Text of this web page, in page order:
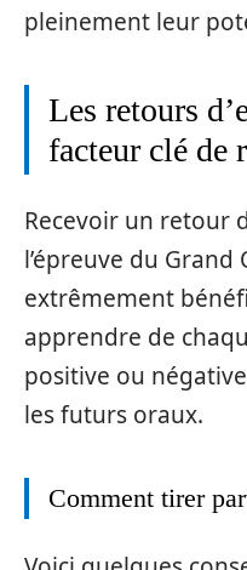
pleinement leur
Les retours
facteur clé de
Recevoir un retour
l’épreuve du Grand
extrêmement
apprendre de
positive ou
les futurs oraux.
Comment tirer